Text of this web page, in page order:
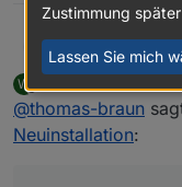
Thomas Braun @
nach
W
Offline zuletzt
@thomas-braun
Neuinstallation:
Zustimmung
Lassen Sie mich